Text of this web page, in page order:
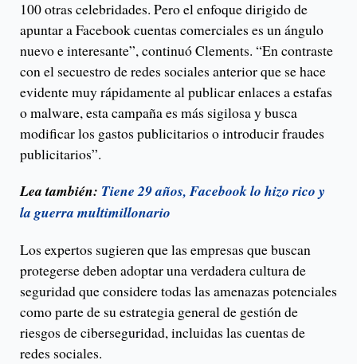
100 otras celebridades. Pero el enfoque dirigido de
apuntar a Facebook cuentas comerciales es un ángulo
nuevo e interesante”, continuó Clements. “En contraste
con el secuestro de redes sociales anterior que se hace
evidente muy rápidamente al publicar enlaces a estafas
o malware, esta campaña es más sigilosa y busca
modificar los gastos publicitarios o introducir fraudes
publicitarios”.
Lea también: Tiene 29 años, Facebook lo hizo rico y
la guerra multimillonario
Los expertos sugieren que las empresas que buscan
protegerse deben adoptar una verdadera cultura de
seguridad que considere todas las amenazas potenciales
como parte de su estrategia general de gestión de
riesgos de ciberseguridad, incluidas las cuentas de
redes sociales.